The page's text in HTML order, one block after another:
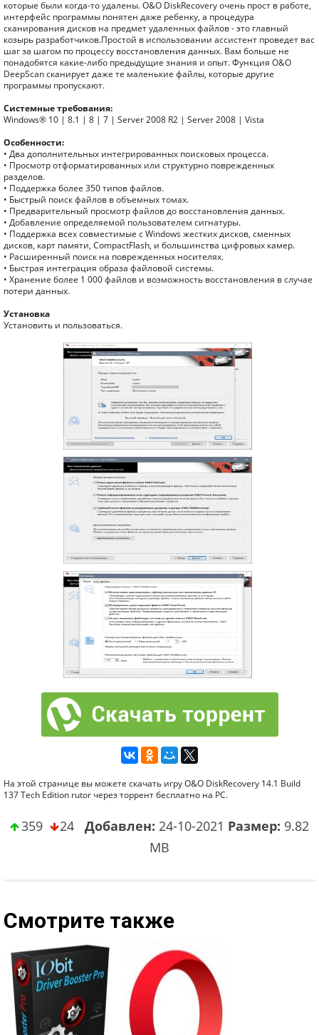
которые были когда-то удалены. O&O DiskRecovery очень прост в работе,
интерфейс программы понятен даже ребенку, а процедура
сканирования дисков на предмет удаленных файлов - это главный
козырь разработчиков.Простой в использовании ассистент проведет вас
шаг за шагом по процессу восстановления данных. Вам больше не
понадобятся какие-либо предыдущие знания и опыт. Функция O&O
DeepScan сканирует даже те маленькие файлы, которые другие
программы пропускают.
Системные требования:
Windows® 10 | 8.1 | 8 | 7 | Server 2008 R2 | Server 2008 | Vista
Особенности:
• Два дополнительных интегрированных поисковых процесса.
• Просмотр отформатированных или структурно поврежденных
разделов.
• Поддержка более 350 типов файлов.
• Быстрый поиск файлов в объемных томах.
• Предварительный просмотр файлов до восстановления данных.
• Добавление определяемой пользователем сигнатуры.
• Поддержка всех совместимые с Windows жестких дисков, сменных
дисков, карт памяти, CompactFlash, и большинства цифровых камер.
• Расширенный поиск на поврежденных носителях.
• Быстрая интеграция образа файловой системы.
• Хранение более 1 000 файлов и возможность восстановления в случае
потери данных.
Установка
Установить и пользоваться.
На этой странице вы можете скачать игру O&O DiskRecovery 14.1 Build
137 Tech Edition rutor через торрент бесплатно на PC.
359 24 Добавлен: 24-10-2021 Размер: 9.82
MB
Смотрите также